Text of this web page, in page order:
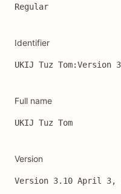
Regular
Identifier
UKIJ Tuz Tom:Version
Full name
UKIJ Tuz Tom
Version
Version 3.10 April 3,